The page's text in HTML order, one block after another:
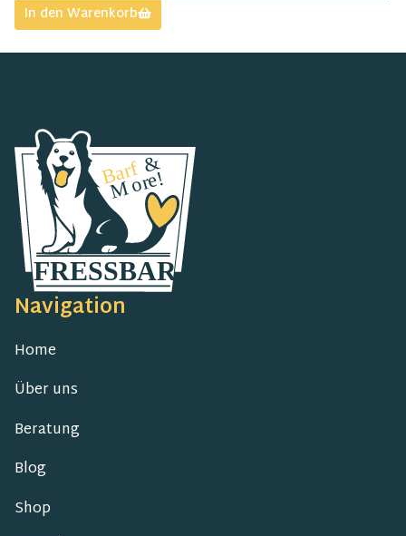
In den Warenkorb
Navigation
Home
Über uns
Beratung
Blog
Shop